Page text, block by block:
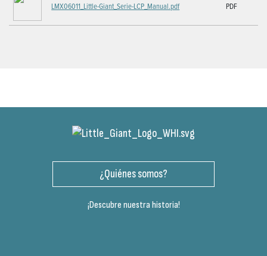
LMX06011_Little-Giant_Serie-LCP_Manual.pdf PDF
¿Quiénes somos?
¡Descubre nuestra historia!